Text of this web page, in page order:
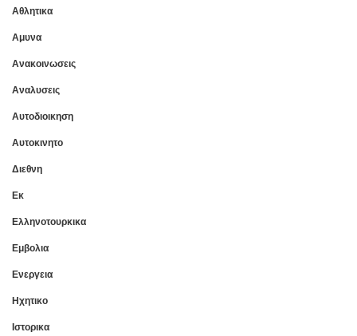
Αθλητικα
Αμυνα
Ανακοινωσεις
Αναλυσεις
Αυτοδιοικηση
Αυτοκινητο
Διεθνη
Εκ
Ελληνοτουρκικα
Εμβολια
Ενεργεια
Ηχητικο
Ιστορικα